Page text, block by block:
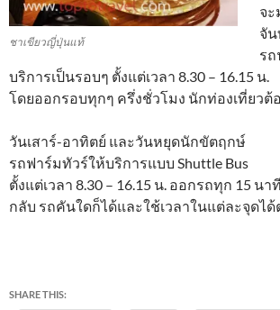
ชาเขียวญี่ปุ่นแท้
จ
จั
ร
บริการเป็นรอบๆ ตั้งแต่เวลา 8.30 – 16.15 น.
โดยออกรอบทุกๆ ครึ่งชั่วโมง นักท่องเที่ยวต้
วันเสาร์-อาทิตย์ และวันหยุดนักขัตฤกษ์
รถฟาร์มทัวร์ให้บริการแบบ Shuttle Bus
ตั้งแต่เวลา 8.30 – 16.15 น. ออกรถทุก 15 น
กลับ รถคันใดก็ได้และใช้เวลาในแต่ละจุดไ
SHARE THIS: